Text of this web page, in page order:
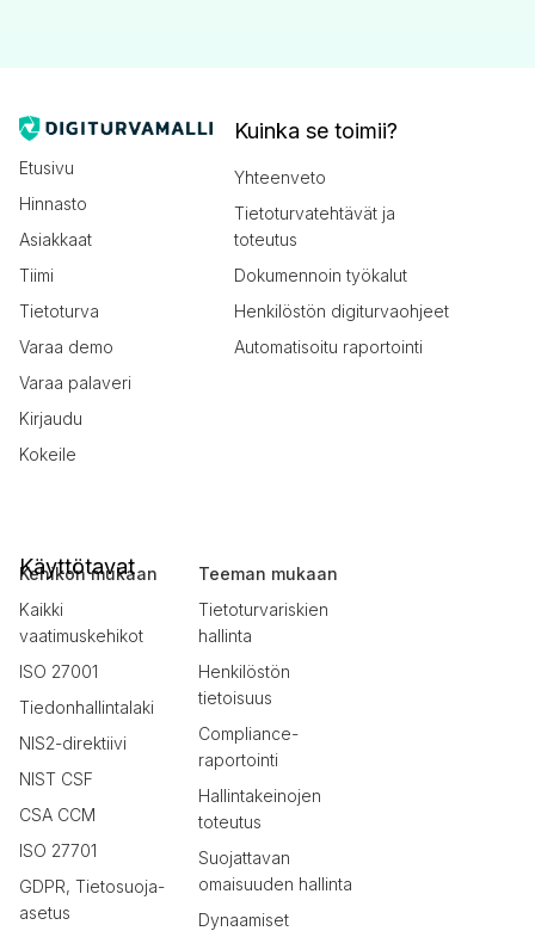
Etusivu
Hinnasto
Asiakkaat
Tiimi
Tietoturva
Varaa demo
Varaa palaveri
Kirjaudu
Kokeile
Kuinka se toimii?
Yhteenveto
Tietoturvatehtävät ja
toteutus
Dokumennoin työkalut
Henkilöstön digiturvaohjeet
Automatisoitu raportointi
Käyttötavat
Kehikon mukaan
Kaikki
vaatimuskehikot
ISO 27001
Tiedonhallintalaki
NIS2-direktiivi
NIST CSF
CSA CCM
ISO 27701
GDPR, Tietosuoja-
asetus
Teeman mukaan
Tietoturvariskien
hallinta
Henkilöstön
tietoisuus
Compliance-
raportointi
Hallintakeinojen
toteutus
Suojattavan
omaisuuden hallinta
Dynaamiset